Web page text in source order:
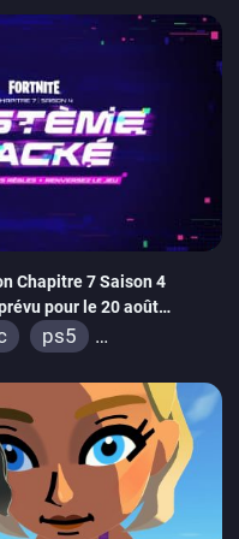
Chapitre 7 Saison 4
pour le 20 août
Les Simpson ont fait leur
ps5
android
ps4
one
switch 2